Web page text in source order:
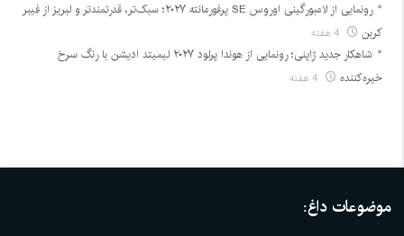
رونمایی از لامبورگینی اوروس SE پرفورمانته ۲۰۲۷؛ سبک‌تر، قدرتمندتر و لبریز از فیبر
کربن
شاهکار جدید ژاپنی؛ رونمایی از هوندا پرلود ۲۰۲۷ لیمیتد ادیشن با رنگ سرخ
خیره‌کننده
موضوعات داغ: